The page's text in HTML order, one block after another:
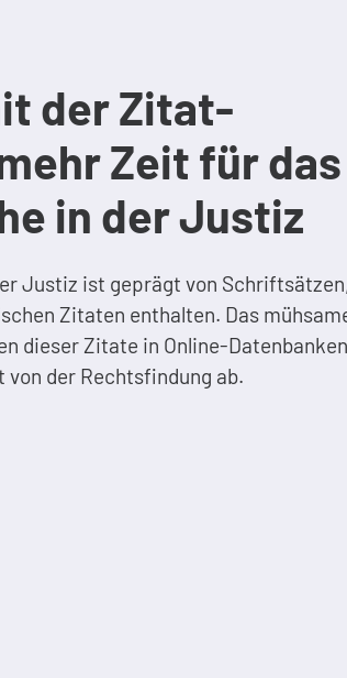
der Zitat-
Zeit für das
in der Justiz
Justiz ist geprägt von
Zitaten enthalten. Das
dieser Zitate in Online-
der Rechtsfindung ab.